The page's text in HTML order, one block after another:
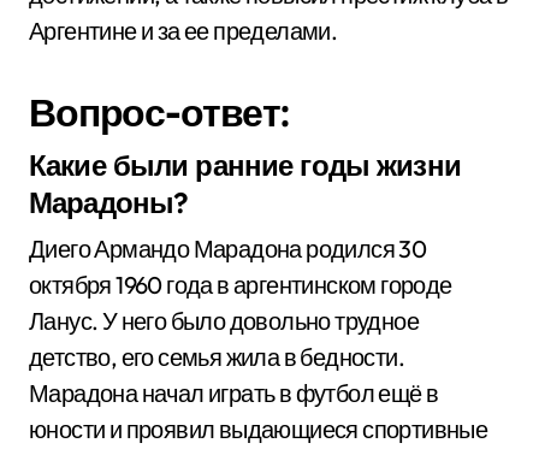
Аргентине и за ее пределами.
Вопрос-ответ:
Какие были ранние годы жизни
Марадоны?
Диего Армандо Марадона родился 30
октября 1960 года в аргентинском городе
Ланус. У него было довольно трудное
детство, его семья жила в бедности.
Марадона начал играть в футбол ещё в
юности и проявил выдающиеся спортивные